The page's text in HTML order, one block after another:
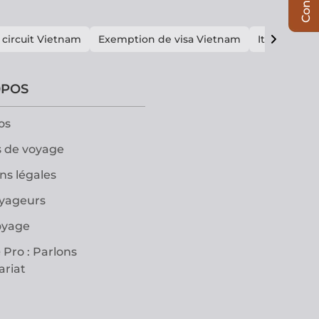
circuit Vietnam Exemption de visa Vietnam Itinéraire
de voyage
légales
Pro : Parlons